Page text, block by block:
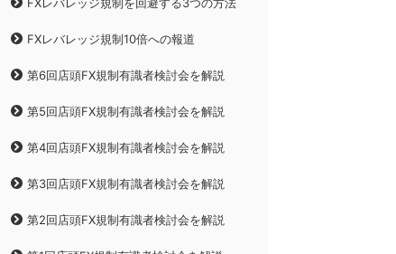
FXレバレッジ規制10倍への報道
第6回店頭FX規制有識者検討会を解説
第5回店頭FX規制有識者検討会を解説
第4回店頭FX規制有識者検討会を解説
第3回店頭FX規制有識者検討会を解説
第2回店頭FX規制有識者検討会を解説